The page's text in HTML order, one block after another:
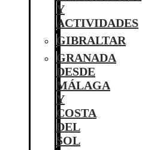
Y
ACTIVIDADES
GIBRALTAR
GRANADA
DESDE
MÁLAGA
Y
COSTA
DEL
SOL